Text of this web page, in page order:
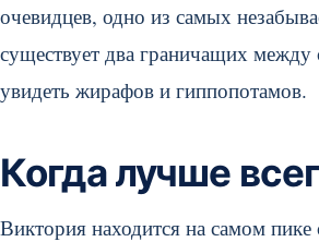
очевидцев, одно из самых
существует два граничащих
увидеть жирафов и гиппопотамов.
Когда лучше
Виктория находится на самом